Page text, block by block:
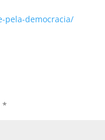
pela-democracia/
*